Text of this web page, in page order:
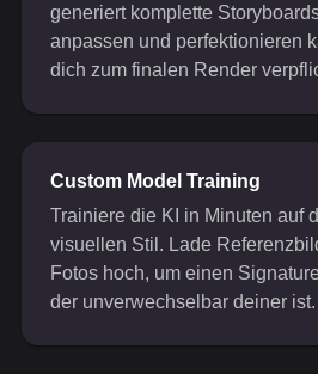
generiert komplette
anpassen und perfektionieren
dich zum finalen Render
Custom Model Training
Trainiere die KI in Minuten auf
visuellen Stil. Lade
Fotos hoch, um einen
der unverwechselbar deiner ist.